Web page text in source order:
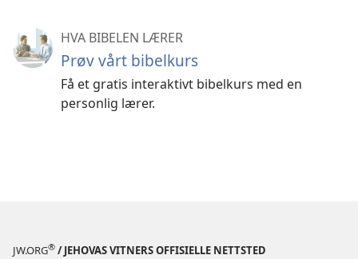
HVA BIBELEN LÆRER
Prøv vårt bibelkurs
Få et gratis interaktivt bibelkurs med en
personlig lærer.
JW.ORG® / JEHOVAS VITNERS OFFISIELLE NETTSTED